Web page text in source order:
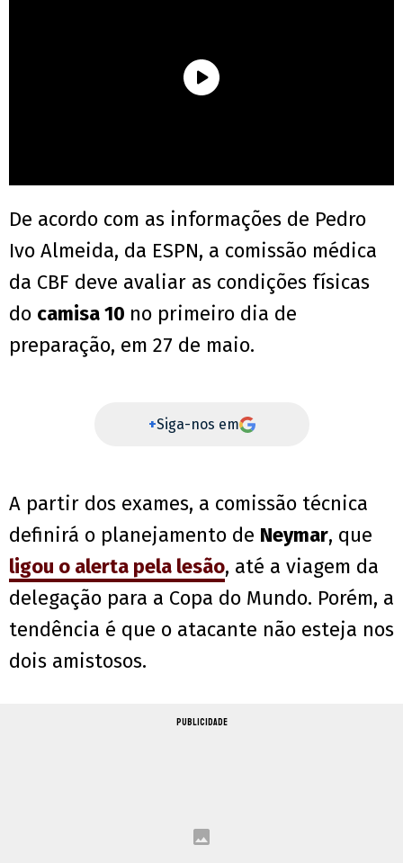
De acordo com as informações de Pedro
Ivo Almeida, da ESPN, a comissão médica
da CBF deve avaliar as condições físicas
do camisa 10 no primeiro dia de
preparação, em 27 de maio.
+Siga-nos em
A partir dos exames, a comissão técnica
definirá o planejamento de Neymar, que
ligou o alerta pela lesão, até a viagem da
delegação para a Copa do Mundo. Porém, a
tendência é que o atacante não esteja nos
dois amistosos.
PUBLICIDADE